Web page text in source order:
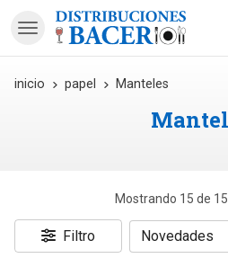
inicio papel Manteles
Mostrando 15 de
Filtro